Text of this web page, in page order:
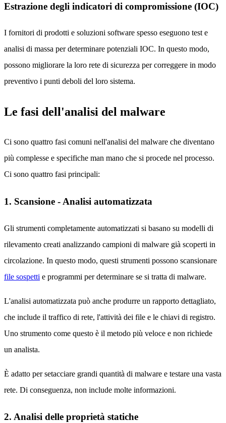
Estrazione degli indicatori di compromissione (IOC)
I fornitori di prodotti e soluzioni software spesso eseguono test e
analisi di massa per determinare potenziali IOC. In questo modo,
possono migliorare la loro rete di sicurezza per correggere in modo
preventivo i punti deboli del loro sistema.
Le fasi dell'analisi del malware
Ci sono quattro fasi comuni nell'analisi del malware che diventano
più complesse e specifiche man mano che si procede nel processo.
Ci sono quattro fasi principali:
1. Scansione - Analisi automatizzata
Gli strumenti completamente automatizzati si basano su modelli di
rilevamento creati analizzando campioni di malware già scoperti in
circolazione. In questo modo, questi strumenti possono scansionare
file sospetti e programmi per determinare se si tratta di malware.
L'analisi automatizzata può anche produrre un rapporto dettagliato,
che include il traffico di rete, l'attività dei file e le chiavi di registro.
Uno strumento come questo è il metodo più veloce e non richiede
un analista.
È adatto per setacciare grandi quantità di malware e testare una vasta
rete. Di conseguenza, non include molte informazioni.
2. Analisi delle proprietà statiche